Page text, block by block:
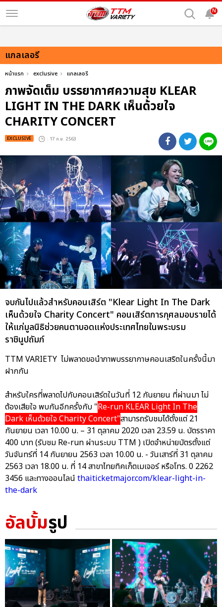
N
แกลเลอรี
หน้าแรก exclusive แกลเลอรี
ภาพจัดเต็ม บรรยากาศความสุข KLEAR
LIGHT IN THE DARK เห็นด้วยใจ
CHARITY CONCERT
EXCLUSIVE : 17 ก.ย. 2563
จบกันไปแล้วสำหรับคอนเสิร์ต "Klear Light In The Dark
เห็นด้วยใจ Charity Concert" คอนเสิร์ตการกุศลมอบรายได้
ให้แก่มูลนิธิช่วยคนตาบอดแห่งประเทศไทยในพระบรม
ราชินูปถัมภ์
TTM VARIETY ไม่พลาดขอนำภาพบรรยากาษคอนเสริตในครั้งนี้มา
ฝากกัน
สำหรับใครที่พลาดไปกับคอนเสิร์ตในวันที่ 12 กันยายน ที่ผ่านมา ไม่
ต้องเสียใจ พบกันอีกครั้งกับ "Re-run KLEAR Light In The
Dark เห็นด้วยใจ Charity Concert"สามารถรับชมได้ตั้งแต่ 21
กันยายน เวลา 10.00 น. – 31 ตุลาคม 2020 เวลา 23.59 น. บัตรราคา
400 บาท (รับชม Re-run ผ่านระบบ TTM ) เปิดจำหน่ายบัตรตั้งแต่
วันจันทร์ที่ 14 กันยายน 2563 เวลา 10.00 น. - วันเสาร์ที่ 31 ตุลาคม
2563 เวลา 18.00 น. ที่ 14 สาขาไทยทิคเก็ตเมเจอร์ หรือโทร. 0 2262
3456 และทางออนไลน์ thaiticketmajor.com/klear-light-in-
the-dark
อัลบั้มรูป